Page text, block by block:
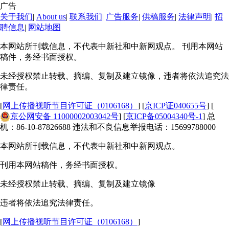
广告
关于我们| About us| 联系我们| 广告服务| 供稿服务| 法律声明| 招
聘信息| 网站地图
本网站所刊载信息，不代表中新社和中新网观点。 刊用本网站
稿件，务经书面授权。
未经授权禁止转载、摘编、复制及建立镜像，违者将依法追究法
律责任。
[网上传播视听节目许可证（0106168） ] [京ICP证040655号] [
京公网安备 11000002003042号] [京ICP备05004340号-1] 总
机：86-10-87826688 违法和不良信息举报电话：15699788000
本网站所刊载信息，不代表中新社和中新网观点。
刊用本网站稿件，务经书面授权。
未经授权禁止转载、摘编、复制及建立镜像
违者将依法追究法律责任。
[网上传播视听节目许可证（0106168） ]